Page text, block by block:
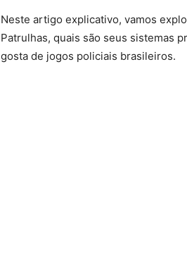
Neste artigo explicativo, vamos
Patrulhas, quais são seus sistemas
gosta de jogos policiais brasileiros.